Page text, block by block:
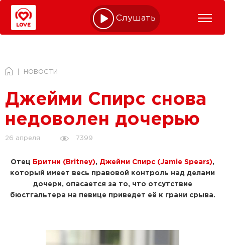
Слушать online
НОВОСТИ
Джейми Спирс снова
недоволен дочерью
26 апреля 7399
Отец Бритни (Britney), Джейми Спирс (Jamie Spears),
который имеет весь правовой контроль над делами
дочери, опасается за то, что отсутствие
бюстгальтера на певице приведет её к грани срыва.